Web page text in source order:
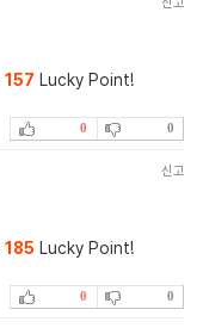
157 Lucky Point!
0 0
신고
185 Lucky Point!
0 0